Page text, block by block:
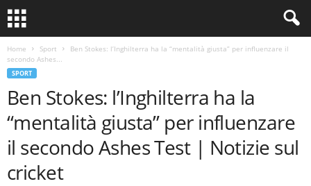
Home Sport
Ben Stokes: l’Inghilterra ha la “mentalità giusta” per influenzare il
secondo Ashes...
SPORT
Ben Stokes: l’Inghilterra ha la
“mentalità giusta” per influenzare
il secondo Ashes Test | Notizie sul
cricket